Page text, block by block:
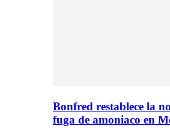
Bonfred restablece la
fuga de amoniaco en